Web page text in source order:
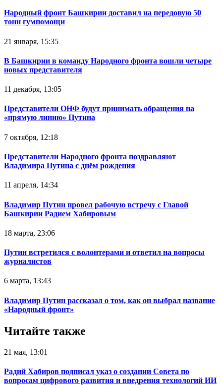
Народный фронт Башкирии доставил на передовую 50
тонн гумпомощи
21 января, 15:35
В Башкирии в команду Народного фронта вошли четыре
новых представителя
11 декабря, 13:05
Представители ОНФ будут принимать обращения на
«прямую линию» Путина
7 октября, 12:18
Представители Народного фронта поздравляют
Владимира Путина с днём рождения
11 апреля, 14:34
Владимир Путин провел рабочую встречу с Главой
Башкирии Радием Хабировым
18 марта, 23:06
Путин встретился с волонтерами и ответил на вопросы
журналистов
6 марта, 13:43
Владимир Путин рассказал о том, как он выбрал название
«Народный фронт»
Читайте также
21 мая, 13:01
Радий Хабиров подписал указ о создании Совета по
вопросам цифрового развития и внедрения технологий ИИ